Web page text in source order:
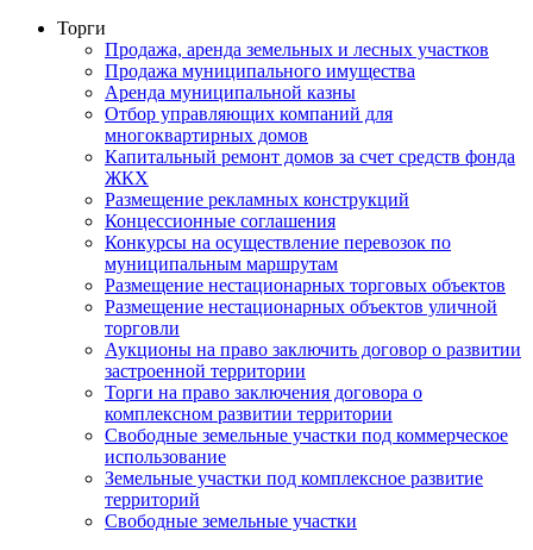
Торги
Продажа, аренда земельных и лесных участков
Продажа муниципального имущества
Аренда муниципальной казны
Отбор управляющих компаний для
многоквартирных домов
Капитальный ремонт домов за счет средств фонда
ЖКХ
Размещение рекламных конструкций
Концессионные соглашения
Конкурсы на осуществление перевозок по
муниципальным маршрутам
Размещение нестационарных торговых объектов
Размещение нестационарных объектов уличной
торговли
Аукционы на право заключить договор о развитии
застроенной территории
Торги на право заключения договора о
комплексном развитии территории
Свободные земельные участки под коммерческое
использование
Земельные участки под комплексное развитие
территорий
Свободные земельные участки